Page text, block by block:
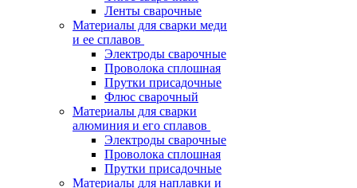
Ленты сварочные
Материалы для сварки меди
и ее сплавов
Электроды сварочные
Проволока сплошная
Прутки присадочные
Флюс сварочный
Материалы для сварки
алюминия и его сплавов
Электроды сварочные
Проволока сплошная
Прутки присадочные
Материалы для наплавки и